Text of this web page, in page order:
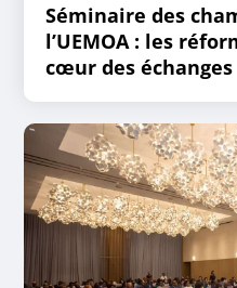
Séminaire des
l’UEMOA : les
cœur des échanges